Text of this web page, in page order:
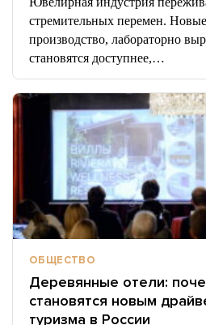
стремительных перемен.
производство, лабораторно
становятся доступнее,…
ОБЩЕСТВО
Деревянные отели:
становятся новым
туризма в России